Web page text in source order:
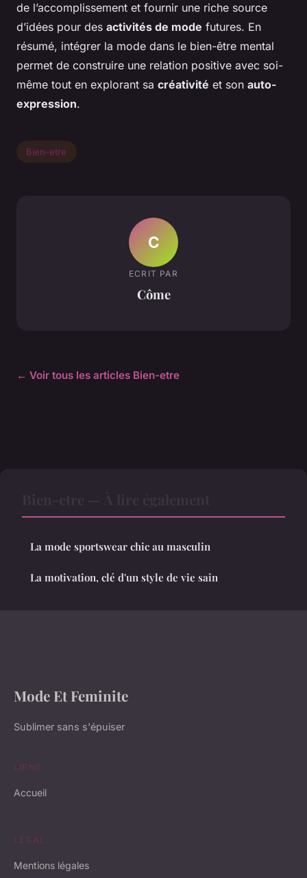
de l’accomplissement et fournir une riche source
d’idées pour des activités de mode futures. En
résumé, intégrer la mode dans le bien-être mental
permet de construire une relation positive avec soi-
même tout en explorant sa créativité et son auto-
expression.
Bien-etre
C
ECRIT PAR
Côme
← Voir tous les articles Bien-etre
La mode sportswear chic au masculin
La motivation, clé d'un style de vie sain
Mode Et Feminite
Sublimer sans s'épuiser
LIENS
Accueil
LÉGAL
Mentions légales